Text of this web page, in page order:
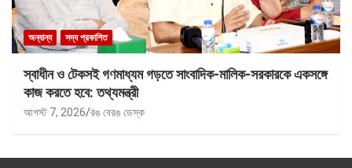
অন্যান্য সদ্য প্রকাশিত
স্বাধীন ও টেকসই গণমাধ্যম গড়তে সাংবাদিক-মালিক-সরকারকে একসঙ্গে
কাজ করতে হবে: তথ্যমন্ত্রী
আগস্ট 7, 2026 রঙ বেরঙ ডেস্ক